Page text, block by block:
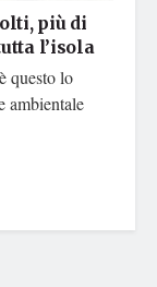
più di
l’isola
questo lo
ambientale